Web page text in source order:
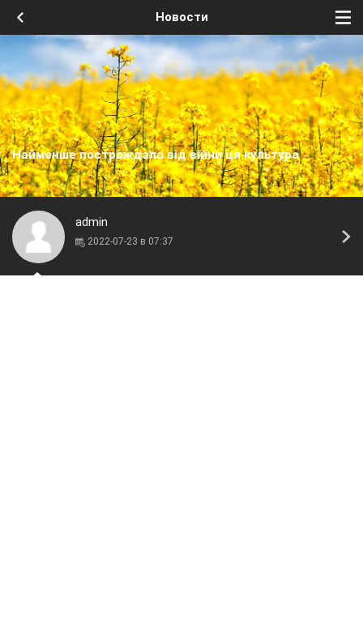
Новости
Найменше постраждала від війни ця культура
admin
2022-07-23 в 07:37